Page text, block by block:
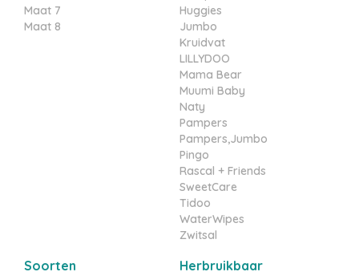
Maat 7
Maat 8
Huggies
Jumbo
Kruidvat
LILLYDOO
Mama Bear
Muumi Baby
Naty
Pampers
Pampers,Jumbo
Pingo
Rascal + Friends
SweetCare
Tidoo
WaterWipes
Zwitsal
Soorten Herbruikbaar